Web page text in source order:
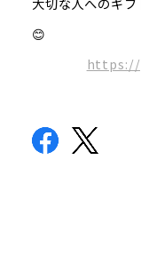
😊
https://